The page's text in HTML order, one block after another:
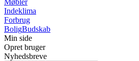
Møbler
Indeklima
Forbrug
BoligBudskab
Min side
Opret bruger
Nyhedsbreve